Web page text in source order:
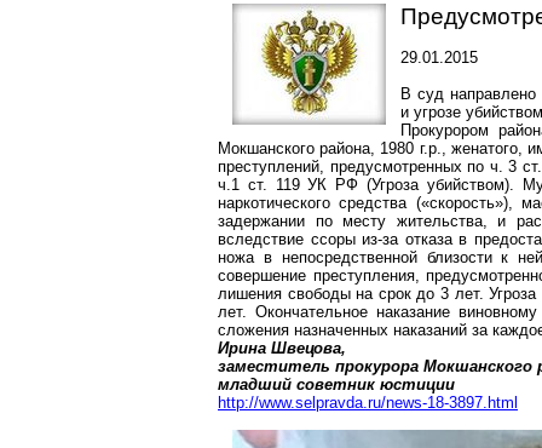
29.01.2015
В суд направлено
и угрозе
Прокурором
Мокшанского района, 1980 г.р., женатого,
преступлений, предусмотренных по ч. 3
ч.1 ст. 119 УК РФ (Угроза убийством).
наркотического средства
задержании по месту жительства, и
вследствие ссоры из-за отказа в
ножа в непосредственной близости к
совершение преступления,
лишения свободы на срок до 3 лет.
лет. Окончательное наказание
сложения назначенных наказаний за
Ирина Швецова,
заместитель прокурора Мокшанского
младший советник юстиции
http://www.selpravda.ru/news-18-3897.html